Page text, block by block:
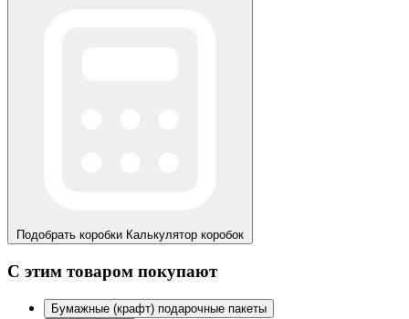
Подобрать коробки Калькулятор коробок
С этим товаром покупают
Бумажные (крафт) подарочные пакеты